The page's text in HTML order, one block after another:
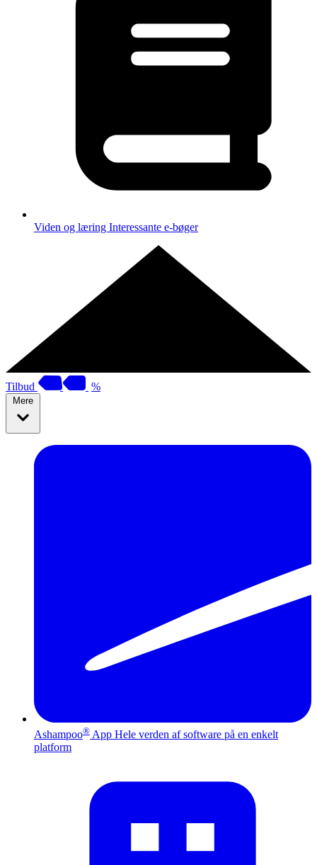
Viden og læring Interessante e-bøger
Tilbud %
Mere
Ashampoo® App Hele verden af software på en enkelt
platform